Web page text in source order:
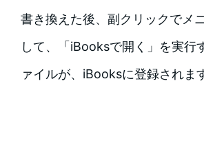
書き換えた後、副クリックでメ
して、「iBooksで開く」を実行
ァイルが、iBooksに登録されま